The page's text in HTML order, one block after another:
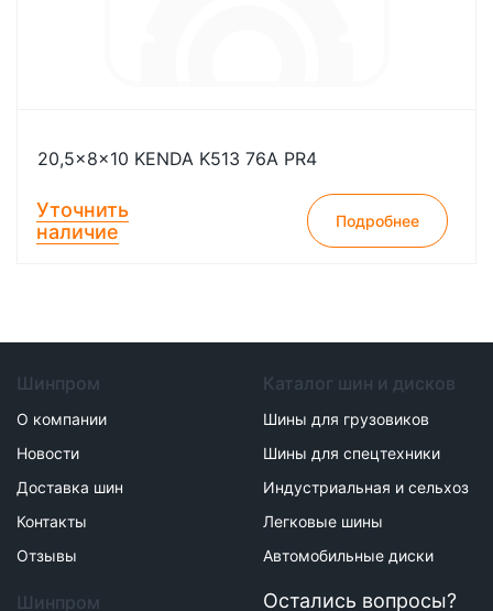
20,5x8x10 KENDA K513 76A PR4
Уточнить
наличие
Подробнее
Шинпром
О компании
Новости
Доставка шин
Контакты
Отзывы
Каталог шин и дисков
Шины для грузовиков
Шины для спецтехники
Индустриальная и сельхоз
Легковые шины
Автомобильные диски
Шинпром Остались вопросы?